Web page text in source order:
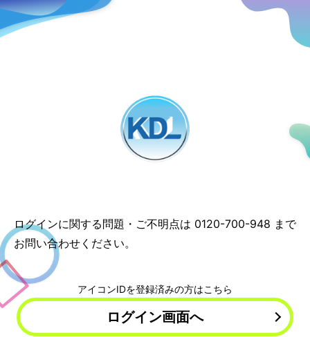
ログインに関する問題・ご不明点は 0120-700-948 まで
お問い合わせください。
アイコンIDを登録済みの方はこちら
ログイン画面へ